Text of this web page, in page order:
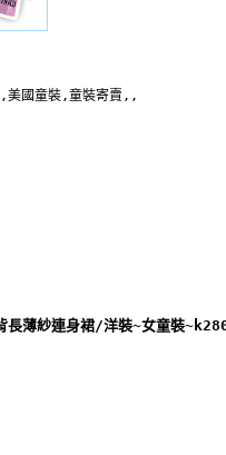
美國童裝,童裝寄賣,,
長薄紗連身裙/洋裝~女童裝